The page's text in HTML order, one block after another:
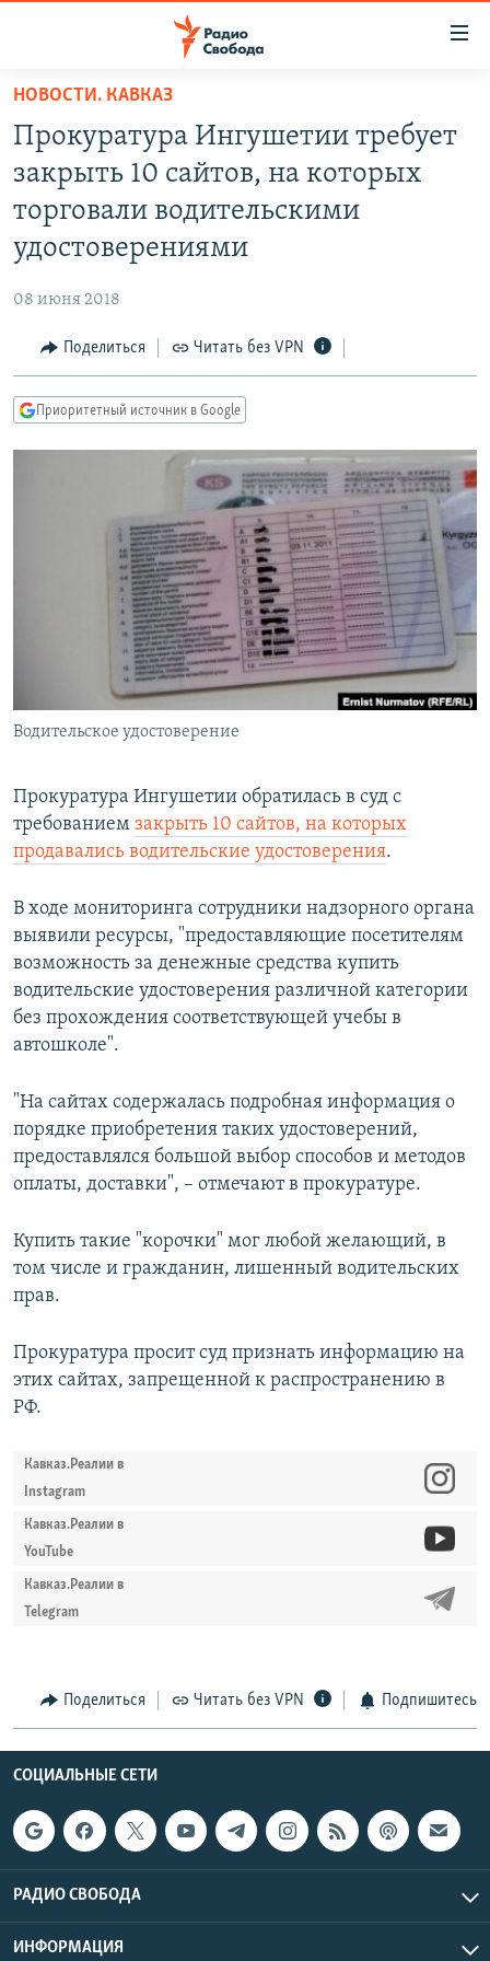
упрощенного
доступа
основному
содержанию
Вернутся
навигации
Вернутся
ПОДКАСТЫ
АВТОРСКИЕ ПРОЕКТЫ
IDEL.РЕАЛИИ
КАВКАЗ.РЕАЛИИ
РАСПИСАНИЕ ВЕЩАНИЯ
ПОДПИШИТЕСЬ НА РАССЫЛКУ
СОЦИАЛЬНЫЕ СЕТИ
НОВОСТИ. КАВКАЗ
Прокуратура Ингушетии требует
закрыть 10 сайтов, на которых
торговали водительскими
удостоверениями
08 июня 2018
Поделиться Читать без VPN
Приоритетный источник в Google
Водительское удостоверение
Прокуратура Ингушетии обратилась в суд с
требованием закрыть 10 сайтов, на которых
продавались водительские удостоверения.
В ходе мониторинга сотрудники надзорного органа
выявили ресурсы, "предоставляющие посетителям
возможность за денежные средства купить
водительские удостоверения различной категории
без прохождения соответствующей учебы в
автошколе".
"На сайтах содержалась подробная информация о
порядке приобретения таких удостоверений,
предоставлялся большой выбор способов и методов
оплаты, доставки", – отмечают в прокуратуре.
Купить такие "корочки" мог любой желающий, в
том числе и гражданин, лишенный водительских
прав.
Прокуратура просит суд признать информацию на
этих сайтах, запрещенной к распространению в
РФ.
Кавказ.Реалии в
Instagram
Кавказ.Реалии в
YouTube
Кавказ.Реалии в
Telegram
Поделиться Читать без VPN Подпишитесь
СОЦИАЛЬНЫЕ СЕТИ
РАДИО СВОБОДА
ИНФОРМАЦИЯ